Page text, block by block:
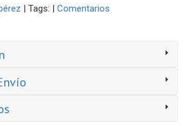
| Tags: | Comentarios